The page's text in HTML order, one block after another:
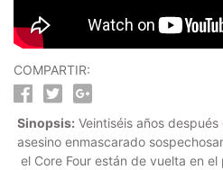
COMPARTIR:
Sinopsis: Veintiséis años
asesino enmascarado
el Core Four están de vuelta en